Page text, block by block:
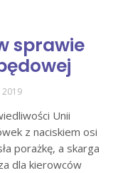
sprawie
2019
Unii
z naciskiem osi
porażkę, a skarga
dla kierowców